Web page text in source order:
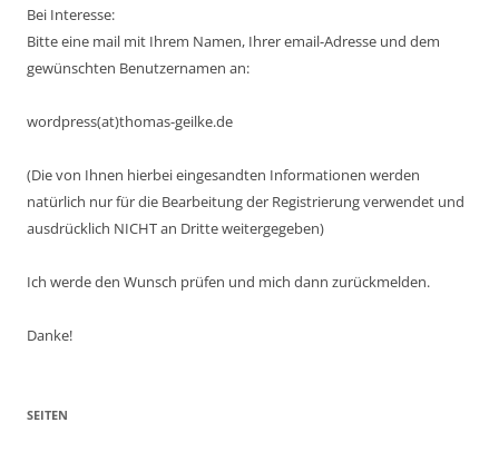
Bei Interesse:
Bitte eine mail mit Ihrem Namen, Ihrer email-Adresse und dem
gewünschten Benutzernamen an:
wordpress(at)thomas-geilke.de
(Die von Ihnen hierbei eingesandten Informationen werden
natürlich nur für die Bearbeitung der Registrierung verwendet und
ausdrücklich NICHT an Dritte weitergegeben)
Ich werde den Wunsch prüfen und mich dann zurückmelden.
Danke!
SEITEN